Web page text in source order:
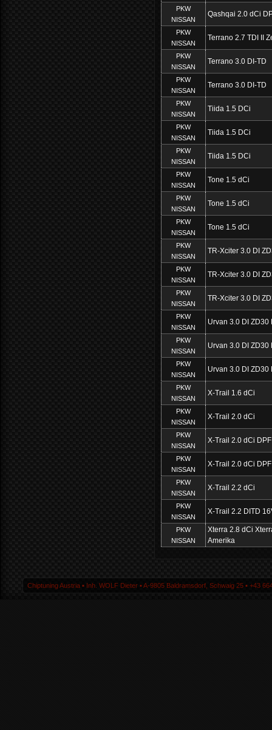
PKW
NISSAN
Qashqai 2.0 dCi
PKW
NISSAN
Terrano 2.7 TDI II
PKW
NISSAN
Terrano 3.0 DI-TD
PKW
NISSAN
Terrano 3.0 DI-TD
PKW
NISSAN
Tiida 1.5 DCi
PKW
NISSAN
Tiida 1.5 DCi
PKW
NISSAN
Tiida 1.5 DCi
PKW
NISSAN
Tone 1.5 dCi
PKW
NISSAN
Tone 1.5 dCi
PKW
NISSAN
Tone 1.5 dCi
PKW
NISSAN
TR-Xciter 3.0 DI
PKW
NISSAN
TR-Xciter 3.0 DI
PKW
NISSAN
TR-Xciter 3.0 DI
PKW
NISSAN
Urvan 3.0 DI ZD30
PKW
NISSAN
Urvan 3.0 DI ZD30
PKW
NISSAN
Urvan 3.0 DI ZD30
PKW
NISSAN
X-Trail 1.6 dCi
PKW
NISSAN
X-Trail 2.0 dCi
PKW
NISSAN
X-Trail 2.0 dCi DPF
PKW
NISSAN
X-Trail 2.0 dCi DPF
PKW
NISSAN
X-Trail 2.2 dCi
PKW
NISSAN
X-Trail 2.2 DITD
PKW
NISSAN
Xterra 2.8 dCi
Amerika
Chiptuning Austria ▪ Inh. WOLF Dieter ▪ A-9805 Baldramsdorf, Schwaig 25 ▪ +43